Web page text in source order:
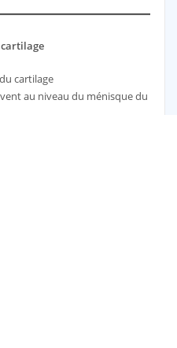
cartilage
au niveau du ménisque du